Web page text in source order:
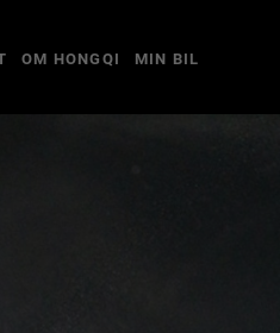
OM HONGQI MIN BIL